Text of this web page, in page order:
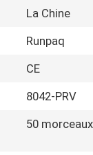
La Chine
Runpaq
CE
8042-PRV
50 morceaux